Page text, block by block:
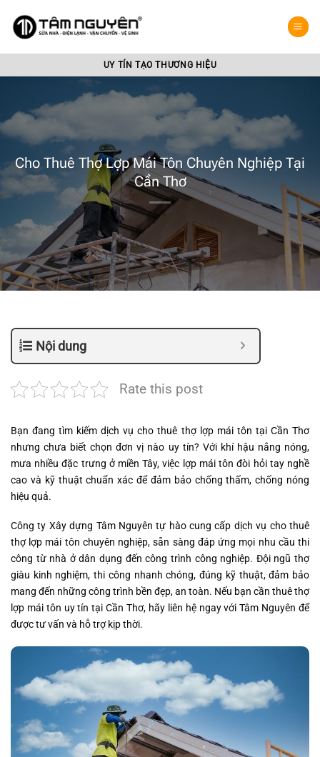
qua
dung
UY TÍN TẠO THƯƠNG HIỆU
Cho Thuê Thợ Lợp Mái Tôn Chuyên Nghiệp Tại
Cần Thơ
Nội dung
Rate this post
Bạn đang tìm kiếm dịch vụ cho thuê thợ lợp mái tôn tại Cần Thơ
nhưng chưa biết chọn đơn vị nào uy tín? Với khí hậu nắng nóng,
mưa nhiều đặc trưng ở miền Tây, việc lợp mái tôn đòi hỏi tay nghề
cao và kỹ thuật chuẩn xác để đảm bảo chống thấm, chống nóng
hiệu quả.
Công ty Xây dựng Tâm Nguyên tự hào cung cấp dịch vụ cho thuê
thợ lợp mái tôn chuyên nghiệp, sẵn sàng đáp ứng mọi nhu cầu thi
công từ nhà ở dân dụng đến công trình công nghiệp. Đội ngũ thợ
giàu kinh nghiệm, thi công nhanh chóng, đúng kỹ thuật, đảm bảo
mang đến những công trình bền đẹp, an toàn. Nếu bạn cần thuê thợ
lợp mái tôn uy tín tại Cần Thơ, hãy liên hệ ngay với Tâm Nguyên để
được tư vấn và hỗ trợ kịp thời.